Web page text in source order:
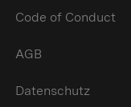
Code of Conduct
AGB
Datenschutz